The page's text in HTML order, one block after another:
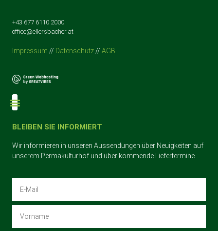
+43 677 6110 2000
office@ellersbacher.at
Impressum // Datenschutz // AGB
BLEIBEN SIE INFORMIERT
Wir informieren in unseren Aussendungen über Neuigkeiten auf
unserem Permakulturhof und über kommende Liefertermine.